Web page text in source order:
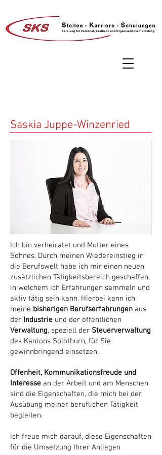
Saskia Juppe-Winzenried
Ich bin verheiratet und Mutter eines
Sohnes. Durch meinen Wiedereinstieg in
die Berufswelt habe ich mir einen neuen
zusätzlichen Tätigkeitsbereich geschaffen,
in welchem ich Erfahrungen sammeln und
aktiv tätig sein kann. Hierbei kann ich
meine bisherigen Berufserfahrungen aus
der Industrie und der öffentlichen
Verwaltung, speziell der Steuerverwaltung
des Kantons Solothurn, für Sie
gewinnbringend einsetzen.
Offenheit, Kommunikationsfreude und
Interesse an der Arbeit und am Menschen
sind die Eigenschaften, die mich bei der
Ausübung meiner beruflichen Tätigkeit
begleiten.
Ich freue mich darauf, diese Eigenschaften
für die Umsetzung Ihrer Anliegen